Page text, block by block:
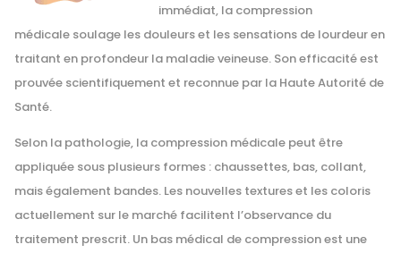
immédiat, la compression
médicale soulage les douleurs et les sensations de lourdeur en
traitant en profondeur la maladie veineuse. Son efficacité est
prouvée scientifiquement et reconnue par la Haute Autorité de
Santé.
Selon la pathologie, la compression médicale peut être
appliquée sous plusieurs formes : chaussettes, bas, collant,
mais également bandes. Les nouvelles textures et les coloris
actuellement sur le marché facilitent l’observance du
traitement prescrit. Un bas médical de compression est une